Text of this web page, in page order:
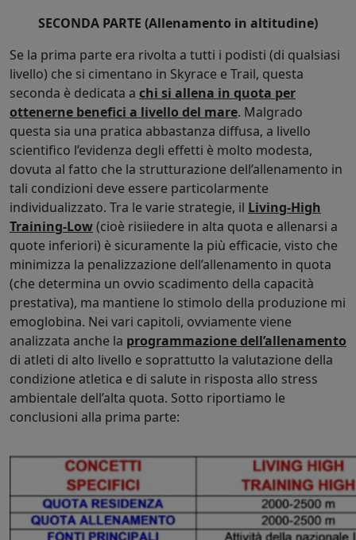
SECONDA PARTE (Allenamento in altitudine)
Se la prima parte era rivolta a tutti i podisti (di qualsiasi
livello) che si cimentano in Skyrace e Trail, questa
seconda è dedicata a chi si allena in quota per
ottenerne benefici a livello del mare. Malgrado
questa sia una pratica abbastanza diffusa, a livello
scientifico l’evidenza degli effetti è molto modesta,
dovuta al fatto che la strutturazione dell’allenamento in
tali condizioni deve essere particolarmente
individualizzato. Tra le varie strategie, il Living-High
Training-Low(cioè risiiedere in alta quota e allenarsi a
quote inferiori) è sicuramente la più efficacie, visto che
minimizza la penalizzazione dell’allenamento in quota
(che determina un ovvio scadimento della capacità
prestativa), ma mantiene lo stimolo della produzione mi
emoglobina. Nei vari capitoli, ovviamente viene
analizzata anche la programmazione dell’allenamento
di atleti di alto livello e soprattutto la valutazione della
condizione atletica e di salute in risposta allo stress
ambientale dell’alta quota. Sotto riportiamo le
conclusioni alla prima parte: